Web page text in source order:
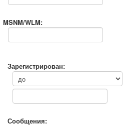
MSNM/WLM:
Зарегистрирован:
Сообщения: